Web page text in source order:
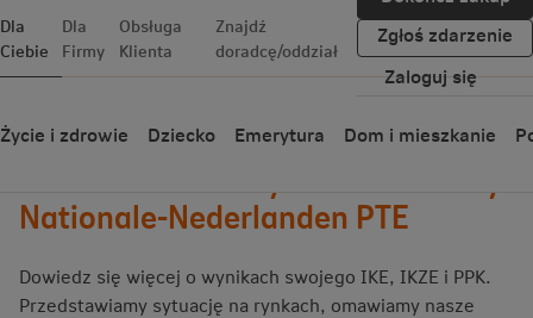
Dla
Ciebie
Dla
Firmy
Obsługa
Klienta
Znajdź
doradcę/oddział
Zgłoś zdarzenie
Zaloguj się
Życie i zdrowie Dziecko Emerytura Dom i mieszkanie
Nationale-Nederlanden PTE
Dowiedz się więcej o wynikach swojego IKE, IKZE i PPK.
Przedstawiamy sytuację na rynkach, omawiamy nasze